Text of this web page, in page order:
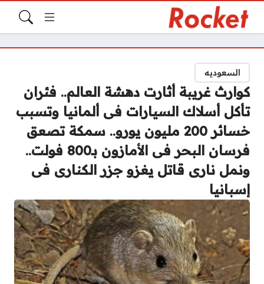
السعوديه
كوارث غريبة أثارت دهشة العالم.. فئران
تأكل أسلاك السيارات فى ألمانيا وتسبب
خسائر 200 مليون يورو.. سمكة تصعق
فرسان البحر فى الأمازون بـ800 فولت..
ونمل نارى قاتل يغزو جزر الكنارى فى
إسبانيا